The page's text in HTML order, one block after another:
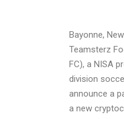
Bayonne,
Teamsterz
FC), a NISA
division
announce a
a new